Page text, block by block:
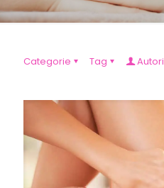
Categorie Tag Autori